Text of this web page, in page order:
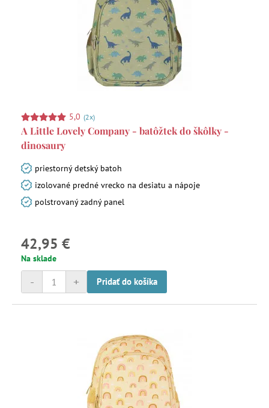
5,0 (2x)
A Little Lovely Company - batôžtek do škôlky -
dinosaury
priestorný detský batoh
izolované predné vrecko na desiatu a nápoje
polstrovaný zadný panel
42,95 €
Na sklade
+
- Pridať do košíka